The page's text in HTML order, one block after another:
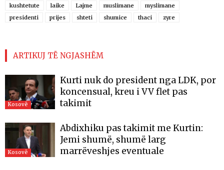
kushtetute laike Lajme muslimane
myslimane
presidenti
prijes shteti shumice thaci zyre
ARTIKUJ TË NGJASHËM
Kosovë
Kurti nuk do president nga LDK, por
koncensual, kreu i VV flet pas
takimit
Kosovë
Abdixhiku pas takimit me Kurtin:
Jemi shumë, shumë larg
marrëveshjes eventuale